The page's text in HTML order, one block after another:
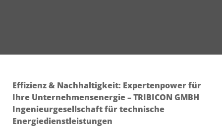
Effizienz & Nachhaltigkeit: Expertenpower für
Ihre Unternehmensenergie – TRIBICON GMBH
Ingenieurgesellschaft für technische
Energiedienstleistungen